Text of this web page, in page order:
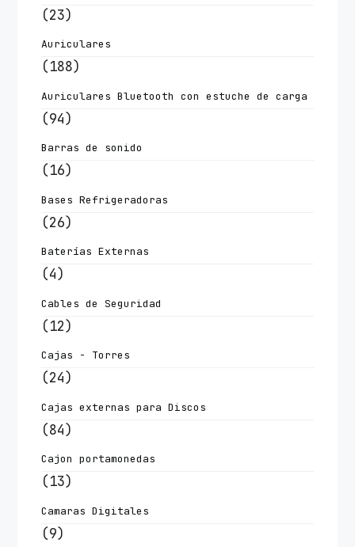
(23)
Auriculares
(188)
Auriculares Bluetooth con estuche de carga
(94)
Barras de sonido
(16)
Bases Refrigeradoras
(26)
Baterías Externas
(4)
Cables de Seguridad
(12)
Cajas - Torres
(24)
Cajas externas para Discos
(84)
Cajon portamonedas
(13)
Camaras Digitales
(9)